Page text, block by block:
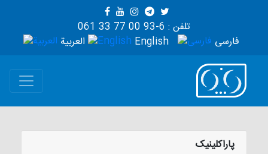
تلفن : 6-93 00 77 33 061
العربية
English فارسی
پاراکلینیک